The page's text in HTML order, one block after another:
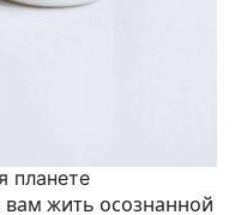
планете
жить осознанной